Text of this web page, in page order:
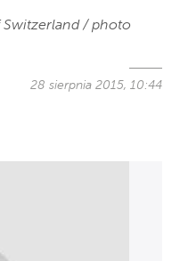
Switzerland / photo
28 sierpnia 2015, 10:44